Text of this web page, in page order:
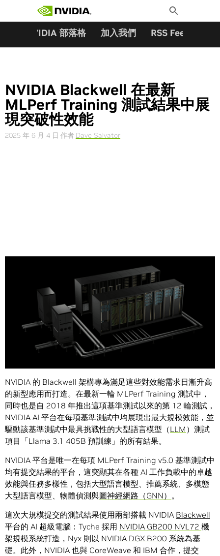
Toggle
Search
NVIDIA 部落格 加入我們 RSS Feeds
NVIDIA Blackwell 在最新
MLPerf Training 測試結果中展
現突破性效能
2025 年 6 月 4 日 作者 Dave Salvator
NVIDIA 正與全球企業並肩建造人工智慧（AI）工廠
NVIDIA 的 Blackwell 架構專為滿足這些對效能需求日漸升高
的新型應用而打造。在最新一輪 MLPerf Training 測試中，
同時也是自 2018 年推出這項基準測試以來的第 12 輪測試，
NVIDIA AI 平台在每項基準測試中均展現出最大規模效能，並
驅動該基準測試中最具挑戰性的大型語言模型（LLM ）測試
項目「Llama 3.1 405B 預訓練」的所有結果。
NVIDIA 平台是唯一在每項 MLPerf Training v5.0 基準測試中
均有提交結果的平台，這突顯其在各種 AI 工作負載中的卓越
效能與任務多樣性，包括大型語言模型、推薦系統、多模態
大型語言模型、物體偵測與圖神經網路（GNN） 。
這次大規模提交的測試結果使用兩部搭載 NVIDIA Blackwell
平台的 AI 超級電腦：Tyche 採用 NVIDIA GB200 NVL72 機
架規模系統打造，Nyx 則以 NVIDIA DGX B200 系統為基
礎。此外，NVIDIA 也與 CoreWeave 和 IBM 合作，提交